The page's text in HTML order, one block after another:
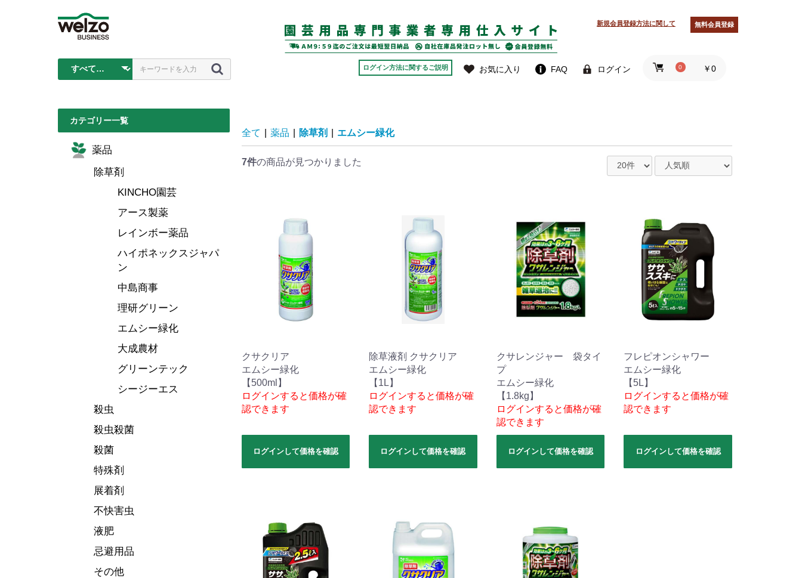
新規会員登録方法に関して 無料会員登録
ログイン方法に関するご説明 お気に入り FAQ ログイン 0 ￥0
カテゴリー一覧
薬品
除草剤
KINCHO園芸
アース製薬
レインボー薬品
ハイポネックスジャパ
ン
中島商事
理研グリーン
エムシー緑化
大成農材
グリーンテック
シージーエス
殺虫
殺虫殺菌
殺菌
特殊剤
展着剤
不快害虫
液肥
忌避用品
その他
全て 薬品 除草剤 エムシー緑化
7件の商品が見つかりました
クサクリア
エムシー緑化
【500ml】
ログインすると価格が確
認できます
ログインして価格を確認
除草液剤 クサクリア
エムシー緑化
【1L】
ログインすると価格が確
認できます
ログインして価格を確認
クサレンジャー 袋タイ
プ
エムシー緑化
【1.8kg】
ログインすると価格が確
認できます
ログインして価格を確認
フレピオンシャワー
エムシー緑化
【5L】
ログインすると価格が確
認できます
ログインして価格を確認